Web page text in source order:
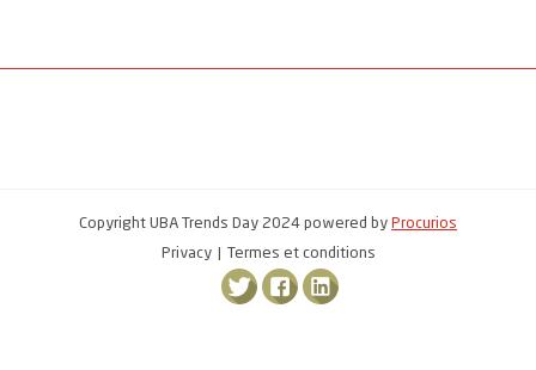
Copyright UBA Trends Day 2024 powered by Procurios
Privacy
Termes et conditions